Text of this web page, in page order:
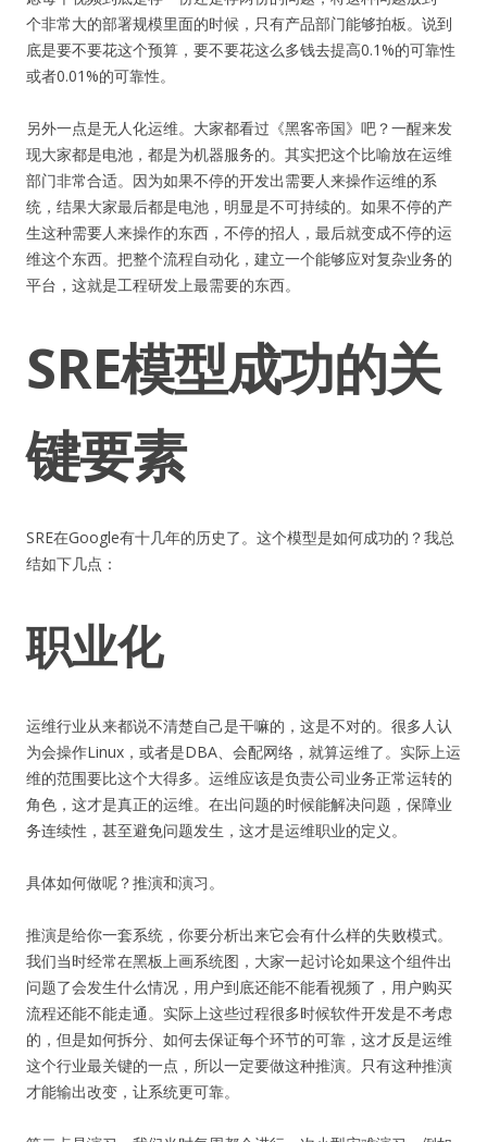
个非常大的部署规模里面的时候，只有产品部门能够拍板。说到
底是要不要花这个预算，要不要花这么多钱去提高0.1%的可靠性
或者0.01%的可靠性。
另外一点是无人化运维。大家都看过《黑客帝国》吧？一醒来发
现大家都是电池，都是为机器服务的。其实把这个比喻放在运维
部门非常合适。因为如果不停的开发出需要人来操作运维的系
统，结果大家最后都是电池，明显是不可持续的。如果不停的产
生这种需要人来操作的东西，不停的招人，最后就变成不停的运
维这个东西。把整个流程自动化，建立一个能够应对复杂业务的
平台，这就是工程研发上最需要的东西。
SRE模型成功的关
键要素
SRE在Google有十几年的历史了。这个模型是如何成功的？我总
结如下几点：
职业化
运维行业从来都说不清楚自己是干嘛的，这是不对的。很多人认
为会操作Linux，或者是DBA、会配网络，就算运维了。实际上运
维的范围要比这个大得多。运维应该是负责公司业务正常运转的
角色，这才是真正的运维。在出问题的时候能解决问题，保障业
务连续性，甚至避免问题发生，这才是运维职业的定义。
具体如何做呢？推演和演习。
推演是给你一套系统，你要分析出来它会有什么样的失败模式。
我们当时经常在黑板上画系统图，大家一起讨论如果这个组件出
问题了会发生什么情况，用户到底还能不能看视频了，用户购买
流程还能不能走通。实际上这些过程很多时候软件开发是不考虑
的，但是如何拆分、如何去保证每个环节的可靠，这才反是运维
这个行业最关键的一点，所以一定要做这种推演。只有这种推演
才能输出改变，让系统更可靠。